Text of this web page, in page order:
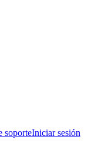
soporteIniciar sesión